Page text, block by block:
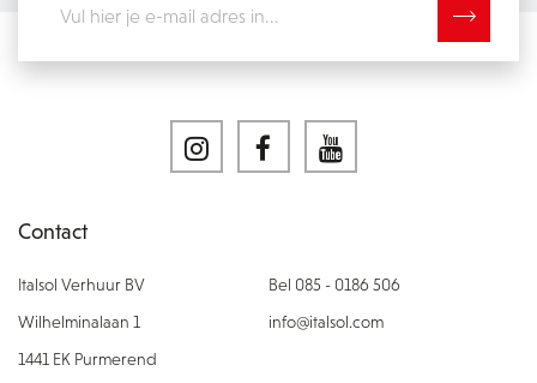
Contact
Italsol Verhuur BV
Wilhelminalaan 1
1441 EK Purmerend
Bel 085 - 0186 506
info@italsol.com